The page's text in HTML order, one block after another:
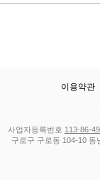
이용약관
사업자등록번호 113-86-
구로구 구로동 104-10 동